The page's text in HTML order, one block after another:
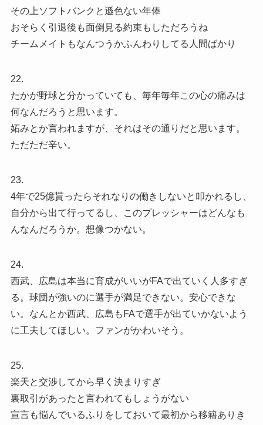
その上ソフトバンクと遜色ない年俸
おそらく引退後も面倒見る約束もしただろうね
チームメイトもなんつうかふんわりしてる人間ばかり
22.
たかが野球と分かっていても、毎年毎年この心の痛みは
何なんだろうと思います。
妬みとか言われますが、それはその通りだと思います。
ただただ辛い。
23.
4年で25億貰ったらそれなりの働きしないと叩かれるし、
自分から出て行ってるし、このプレッシャーはどんなも
んなんだろうか。想像つかない。
24.
西武、広島は本当に育成がいいがFAで出ていく人多すぎ
る。球団が強いのに選手が満足できない。安心できな
い。なんとか西武、広島もFAで選手が出ていかないよう
に工夫してほしい。ファンがかわいそう。
25.
楽天と交渉してから早く決まりすぎ
裏取引があったと言われてもしょうがない
宣言も悩んでいるふりをしておいて最初から移籍ありき